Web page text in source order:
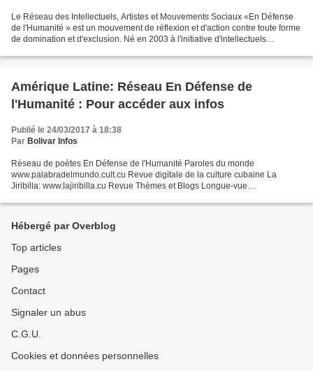
Le Réseau des Intellectuels, Artistes et Mouvements Sociaux «En Défense
de l'Humanité » est un mouvement de réflexion et d'action contre toute forme
de domination et d'exclusion. Né en 2003 à l'initiative d'intellectuels
Amérique Latine: Réseau En Défense de
l'Humanité : Pour accéder aux infos
Publié le 24/03/2017 à 18:38
Par Bolivar Infos
Réseau de poètes En Défense de l'Humanité Paroles du monde
www.palabradelmundo.cult.cu Revue digitale de la culture cubaine La
Jiribilla: www.lajiribilla.cu Revue Thèmes et Blogs Longue-vue
Hébergé par Overblog
Top articles
Pages
Contact
Signaler un abus
C.G.U.
Cookies et données personnelles